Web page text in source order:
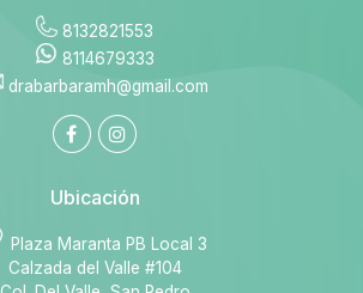
8132821553
8114679333
drabarbaramh@gmail.com
Ubicación
Plaza Maranta PB Local 3
Calzada del Valle #104